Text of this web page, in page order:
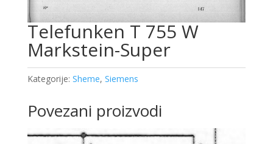
Telefunken T 755 W
Markstein-Super
Kategorije: Sheme, Siemens
Povezani proizvodi